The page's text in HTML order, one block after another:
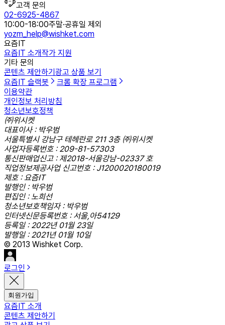
고객 문의
02-6925-4867
10:00-18:00주말·공휴일 제외
yozm_help@wishket.com
요즘IT
요즘IT 소개작가 지원
기타 문의
콘텐츠 제안하기 광고 상품 보기
요즘IT 슬랙봇
크롬 확장 프로그램
이용약관
개인정보 처리방침
청소년보호정책
㈜위시켓
대표이사 : 박우범
서울특별시 강남구 테헤란로 211 3층 ㈜위시켓
사업자등록번호 : 209-81-57303
통신판매업신고 : 제2018-서울강남-02337 호
직업정보제공사업 신고번호 : J1200020180019
제호 : 요즘IT
발행인 : 박우범
편집인 : 노희선
청소년보호책임자 : 박우범
인터넷신문등록번호 : 서울,아54129
등록일 : 2022년 01월 23일
발행일 : 2021년 01월 10일
© 2013 Wishket Corp.
로그인
회원가입
요즘IT 소개
콘텐츠 제안하기